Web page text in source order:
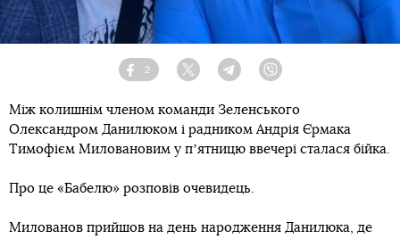
Facebook
2
Twitter TelegramViber
Між колишнім членом команди Зеленського
Олександром Данилюком і радником Андрія Єрмака
Тимофієм Миловановим у пʼятницю ввечері сталася бійка.
Про це «Бабелю» розповів очевидець.
Милованов прийшов на день народження Данилюка, де